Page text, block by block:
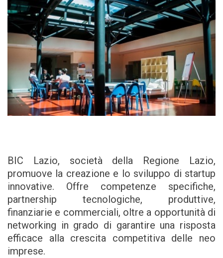
BIC Lazio, società della Regione Lazio,
promuove la creazione e lo sviluppo di startup
innovative. Offre competenze specifiche,
partnership tecnologiche, produttive,
finanziarie e commerciali, oltre a opportunità di
networking in grado di garantire una risposta
efficace alla crescita competitiva delle neo
imprese.